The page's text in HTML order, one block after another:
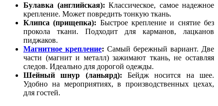
Булавка (английская): Классическое, самое надежное
крепление. Может повредить тонкую ткань.
Клипса (прищепка): Быстрое крепление и снятие без
прокола ткани. Подходит для карманов, лацканов
пиджаков.
Магнитное крепление: Самый бережный вариант. Две
части (магнит и металл) зажимают ткань, не оставляя
следов. Идеально для дорогой одежды.
Шейный шнур (ланьярд): Бейдж носится на шее.
Удобно на мероприятиях, в производственных цехах,
для гостей.